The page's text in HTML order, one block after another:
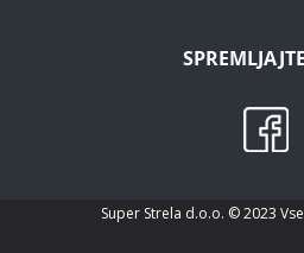
Super Strela d.o.o. © 2023